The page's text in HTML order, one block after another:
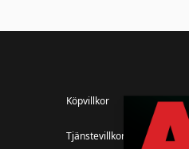
Köpvillkor
Tjänstevillkor